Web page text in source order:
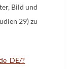
Bild und
29) zu
?